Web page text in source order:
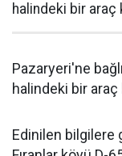
halindeki bir
Pazaryeri'ne
halindeki bir
Edinilen bilgilere